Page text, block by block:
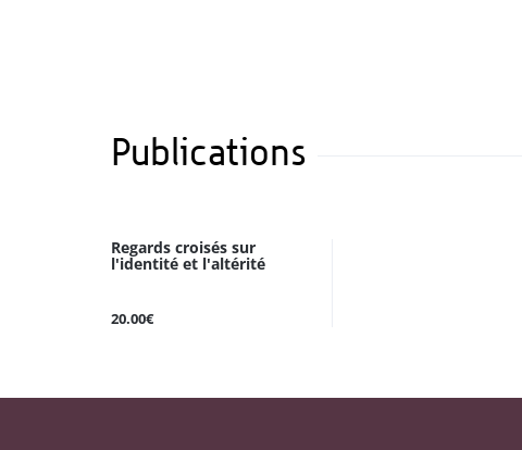
Publications
Regards croisés sur
l'identité et l'altérité
20.00€